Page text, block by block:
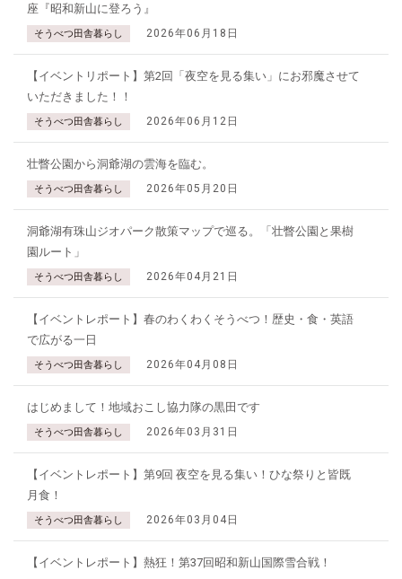
座『昭和新山に登ろう』
そうべつ田舎暮らし 2026年06月18日
【イベントリポート】第2回「夜空を見る集い」にお邪魔させて
いただきました！！
そうべつ田舎暮らし 2026年06月12日
壮瞥公園から洞爺湖の雲海を臨む。
そうべつ田舎暮らし 2026年05月20日
洞爺湖有珠山ジオパーク散策マップで巡る。「壮瞥公園と果樹
園ルート」
そうべつ田舎暮らし 2026年04月21日
【イベントレポート】春のわくわくそうべつ！歴史・食・英語
で広がる一日
そうべつ田舎暮らし 2026年04月08日
はじめまして！地域おこし協力隊の黒田です
そうべつ田舎暮らし 2026年03月31日
【イベントレポート】第9回 夜空を見る集い！ひな祭りと皆既
月食！
そうべつ田舎暮らし 2026年03月04日
【イベントレポート】熱狂！第37回昭和新山国際雪合戦！